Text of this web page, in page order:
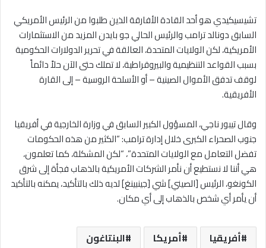
تشيسيكيدي هو أحد القادة الأفارقة الذين طلبوا من الرئيس الأمريكي
السابق دونالد ترامب والرئيس الحالي جو بايدن المزيد من الاستثمارات
الأمريكية، لكن الولايات المتحدة، العالقة في تحرير الدولارات الحكومية
بسبب القواعد التنظيمية والبيروقراطية، لا تملك حتى الآن حلاً دائماً
لوقف تدفق الأموال الصينية – أو الأسلحة الروسية – إلى القارة
الأفريقية.
وقال تيبور ناجي، المسؤول الكبير السابق في وزارة الخارجية في أفريقيا
جنوب الصحراء الكبرى خلال إدارة ترامب: “الكثير من هذه الحكومات
تفضل التعامل مع الولايات المتحدة”، “لكن المشكلة، كما تعلمون،
هي أننا لا نستطيع أن نأمر الشركات الأمريكية بالذهاب فجأة إلى شرق
الكونغو، الرئيس [الصيني] شي [جينبينغ] لديه ذلك بالتأكيد، يمكنه بالتأكيد
أن يأمر أي شخص بالذهاب إلى أي مكان.
أفريقيا أمريكا
البنتاغون